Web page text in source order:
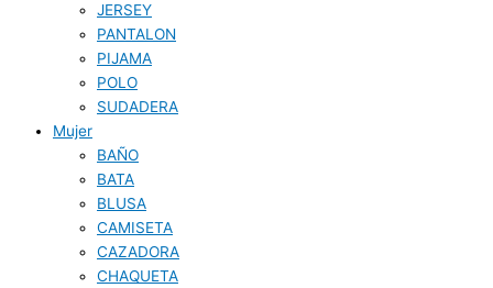
JERSEY
PANTALON
PIJAMA
POLO
SUDADERA
Mujer
BAÑO
BATA
BLUSA
CAMISETA
CAZADORA
CHAQUETA